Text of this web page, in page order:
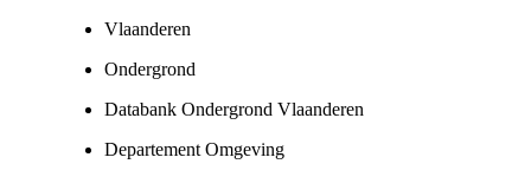
Vlaanderen
Ondergrond
Databank Ondergrond Vlaanderen
Departement Omgeving